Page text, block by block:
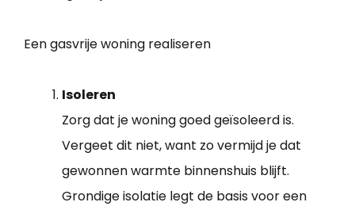
Een gasvrije woning realiseren
Isoleren
Zorg dat je woning goed geïsoleerd is.
Vergeet dit niet, want zo vermijd je dat
gewonnen warmte binnenshuis blijft.
Grondige isolatie legt de basis voor een